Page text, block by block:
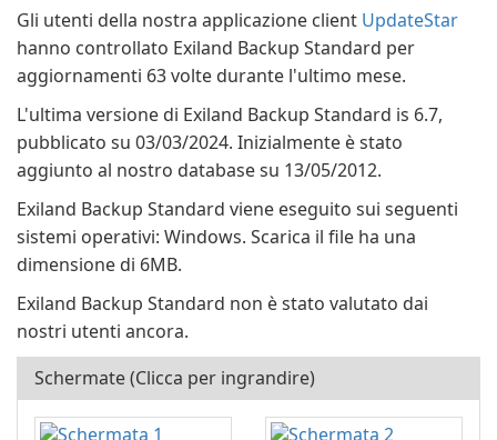
Gli utenti della nostra applicazione client UpdateStar
hanno controllato Exiland Backup Standard per
aggiornamenti 63 volte durante l'ultimo mese.
L'ultima versione di Exiland Backup Standard is 6.7,
pubblicato su 03/03/2024. Inizialmente è stato
aggiunto al nostro database su 13/05/2012.
Exiland Backup Standard viene eseguito sui seguenti
sistemi operativi: Windows. Scarica il file ha una
dimensione di 6MB.
Exiland Backup Standard non è stato valutato dai
nostri utenti ancora.
Schermate (Clicca per ingrandire)